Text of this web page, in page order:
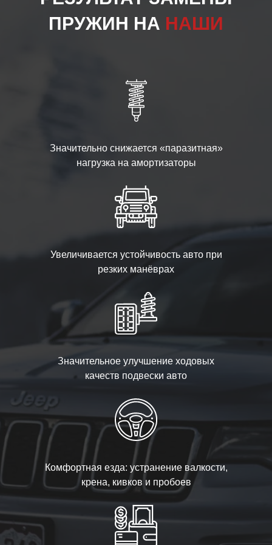
ПРУЖИН НА НАШИ
Значительно снижается «паразитная»
нагрузка на амортизаторы
Увеличивается устойчивость авто при
резких манёврах
Значительное улучшение ходовых
качеств подвески авто
Комфортная езда: устранение валкости,
крена, кивков и пробоев